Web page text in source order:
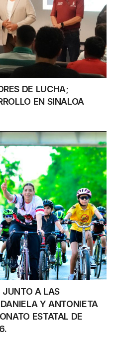
DE LUCHA;
EN SINALOA
A LAS
Y ANTONIETA
ESTATAL DE